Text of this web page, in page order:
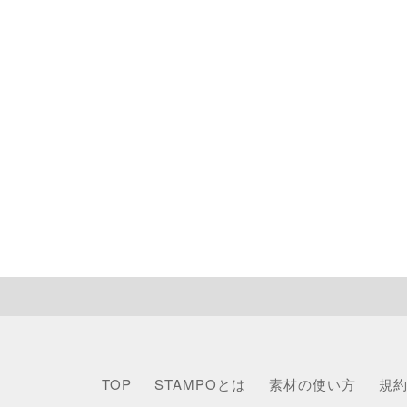
TOP STAMPOとは 素材の使い方 規約